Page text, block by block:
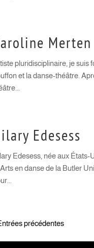
Merten
pluridisciplinaire, je suis
et la danse-théâtre.
Edesess
Edesess, née aux États-
en danse de la Butler
précédentes